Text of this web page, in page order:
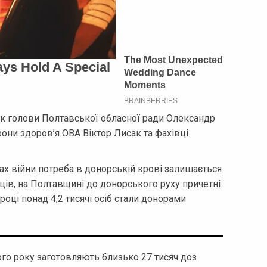
голови Полтавської обласної ради Олександр
здоров’я ОВА Віктор Лисак та фахівці
війни потреба в донорській крові залишається
на Полтавщині до донорського руху причетні
понад 4,2 тисячі осіб стали донорами
року заготовляють близько 27 тисяч доз